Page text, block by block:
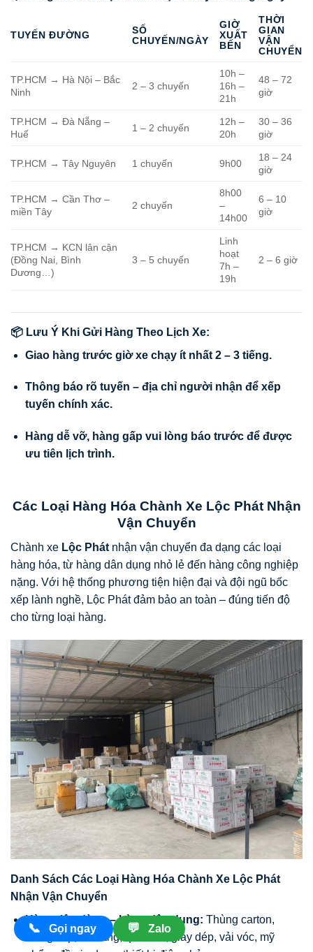
TUYẾN ĐƯỜNG
SỐ
CHUYẾN/NGÀY
GIỜ
XUẤT
BẾN
THỜI
GIAN
VẬN
CHUYỂN
TP.HCM → Hà Nội – Bắc
Ninh
2 – 3 chuyến
10h –
16h –
21h
48 – 72
giờ
TP.HCM → Đà Nẵng –
Huế
1 – 2 chuyến
12h –
20h
30 – 36
giờ
TP.HCM → Tây Nguyên 1 chuyến 9h00
18 – 24
giờ
TP.HCM → Cần Thơ –
miền Tây
2 chuyến
8h00
–
14h00
6 – 10
giờ
TP.HCM → KCN lân cận
(Đồng Nai, Bình
Dương…)
3 – 5 chuyến
Linh
hoạt
7h –
19h
2 – 6 giờ
📦 Lưu Ý Khi Gửi Hàng Theo Lịch Xe:
Giao hàng trước giờ xe chạy ít nhất 2 – 3 tiếng.
Thông báo rõ tuyến – địa chỉ người nhận để xếp
tuyến chính xác.
Hàng dễ vỡ, hàng gấp vui lòng báo trước để được
ưu tiên lịch trình.
Các Loại Hàng Hóa Chành Xe Lộc Phát Nhận
Vận Chuyển
Chành xe Lộc Phát nhận vận chuyển đa dạng các loại
hàng hóa, từ hàng dân dụng nhỏ lẻ đến hàng công nghiệp
nặng. Với hệ thống phương tiện hiện đại và đội ngũ bốc
xếp lành nghề, Lộc Phát đảm bảo an toàn – đúng tiến độ
cho từng loại hàng.
Danh Sách Các Loại Hàng Hóa Chành Xe Lộc Phát
Nhận Vận Chuyển
Hàng tiêu dùng – hàng dân dụng: Thùng carton,
thùng xốp, túi hàng, quần áo, giày dép, vải vóc, mỹ
📞 Gọi ngay 💬 Zalo